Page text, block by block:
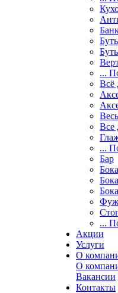
...
Всё
Все
...
Бар
...
Акции
Услуги
О
О
Вакансии
Контакты